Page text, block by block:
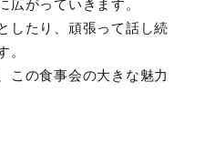
広がっていきます。
したり、頑張って話し続
。
この食事会の大きな魅力